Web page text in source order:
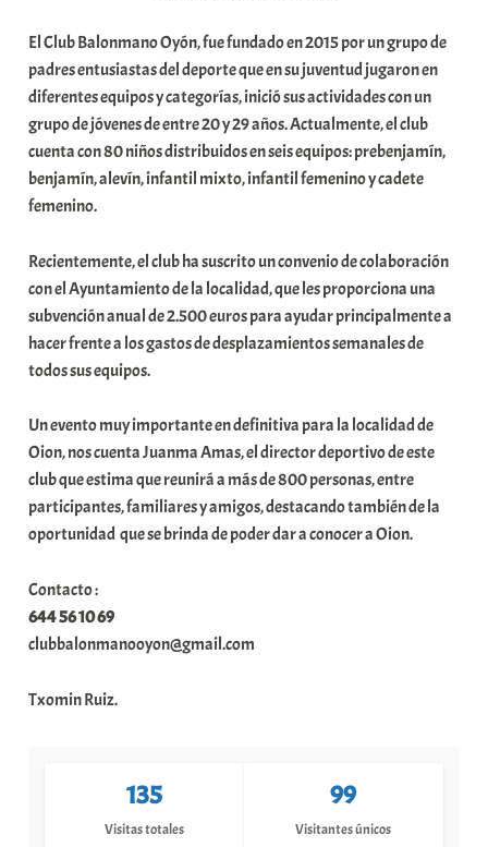
El Club Balonmano Oyón, fue fundado en 2015 por un grupo de
padres entusiastas del deporte que en su juventud jugaron en
diferentes equipos y categorías, inició sus actividades con un
grupo de jóvenes de entre 20 y 29 años. Actualmente, el club
cuenta con 80 niños distribuidos en seis equipos: prebenjamín,
benjamín, alevín, infantil mixto, infantil femenino y cadete
femenino.
Recientemente, el club ha suscrito un convenio de colaboración
con el Ayuntamiento de la localidad, que les proporciona una
subvención anual de 2.500 euros para ayudar principalmente a
hacer frente a los gastos de desplazamientos semanales de
todos sus equipos.
Un evento muy importante en definitiva para la localidad de
Oion, nos cuenta Juanma Amas, el director deportivo de este
club que estima que reunirá a más de 800 personas, entre
participantes, familiares y amigos, destacando también de la
oportunidad que se brinda de poder dar a conocer a Oion.
Contacto :
644 56 10 69
clubbalonmanooyon@gmail.com
Txomin Ruiz.
135
Visitas totales
99
Visitantes únicos